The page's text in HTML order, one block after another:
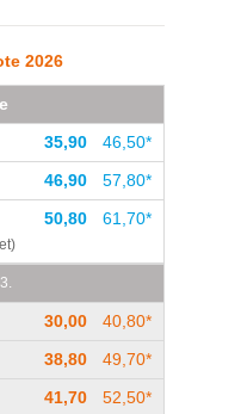
2026
35,90
46,50*
46,90
57,80*
50,80 61,70*
30,00
40,80*
38,80
49,70*
41,70 52,50*